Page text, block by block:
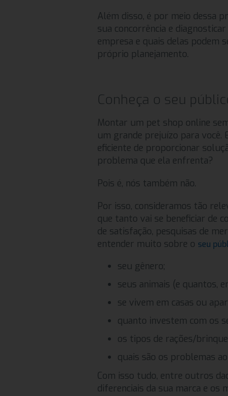
Além disso, é por meio dessa
sua concorrência e
empresa e quais delas podem
próprio planejamento.
Conheça o seu
Montar um pet shop online
um grande prejuízo para você.
eficiente de proporcionar
problema que ela enfrenta?
Pois é, nós também não.
Por isso, consideramos tão
que tanto vai se beneficiar de
de satisfação, pesquisas de
entender muito sobre o seu
seu gênero;
seus animais (e quantos,
se vivem em casas ou
quanto investem com os
os tipos de rações/
quais são os problemas
Com isso tudo, entre outros
diferenciais da sua marca e os